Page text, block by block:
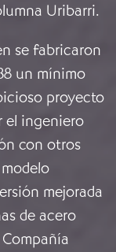
Uribarri.
se fabricaron
un mínimo
proyecto
el ingeniero
con otros
mejorada
de acero